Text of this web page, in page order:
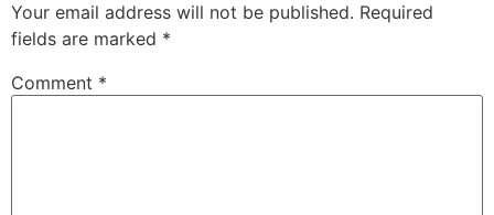
Your email address will not be published. Required
fields are marked *
Comment *